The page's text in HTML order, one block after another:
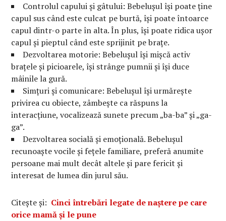
Controlul capului și gâtului: Bebelușul își poate ține
capul sus când este culcat pe burtă, își poate întoarce
capul dintr-o parte în alta. În plus, își poate ridica ușor
capul și pieptul când este sprijinit pe brațe.
Dezvoltarea motorie: Bebelușul își mișcă activ
brațele și picioarele, își strânge pumnii și își duce
mâinile la gură.
Simțuri și comunicare: Bebelușul își urmărește
privirea cu obiecte, zâmbește ca răspuns la
interacțiune, vocalizează sunete precum „ba-ba” și „ga-
ga”.
Dezvoltarea socială și emoțională. Bebelușul
recunoaște vocile și fețele familiare, preferă anumite
persoane mai mult decât altele și pare fericit și
interesat de lumea din jurul său.
Citește și: Cinci întrebări legate de naștere pe care
orice mamă și le pune